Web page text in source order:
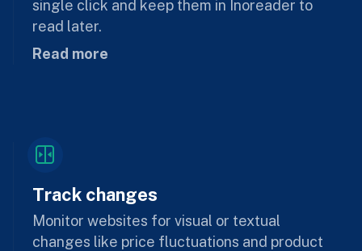
single click and keep them in Inoreader to
read later.
Read more
Track changes
Monitor websites for visual or textual
changes like price fluctuations and product